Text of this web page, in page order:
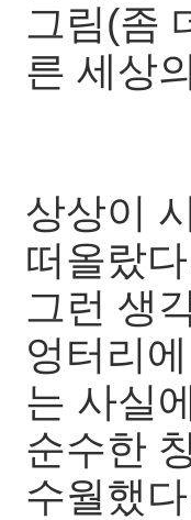
그림(좀
른 세상
상상이
떠올랐
그런 생
엉터리
는 사실
순수한
수월했